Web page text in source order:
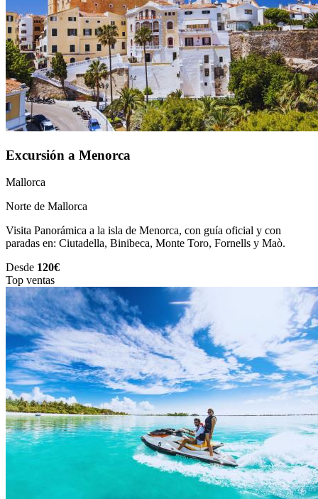
Excursión a Menorca
Mallorca
Norte de Mallorca
Visita Panorámica a la isla de Menorca, con guía oficial y con
paradas en: Ciutadella, Binibeca, Monte Toro, Fornells y Maò.
Desde 120€
Top ventas